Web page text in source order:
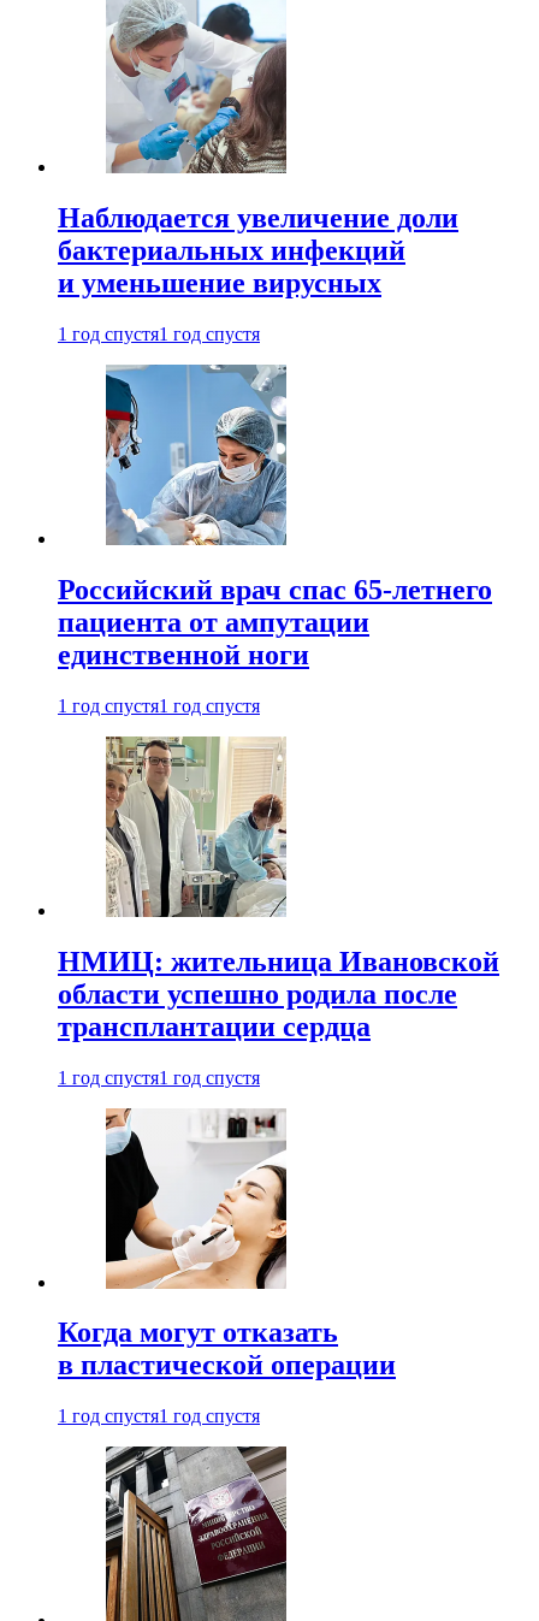
Наблюдается увеличение доли
бактериальных инфекций
и уменьшение вирусных
1 год спустя1 год спустя
Российский врач спас 65-летнего
пациента от ампутации
единственной ноги
1 год спустя1 год спустя
НМИЦ: жительница Ивановской
области успешно родила после
трансплантации сердца
1 год спустя1 год спустя
Когда могут отказать
в пластической операции
1 год спустя1 год спустя